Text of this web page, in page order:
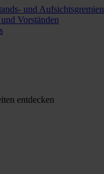
und Aufsichtsgremien
Vorständen
entdecken